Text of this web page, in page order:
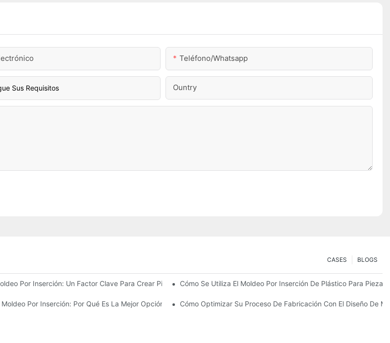
Teléfono/whatsapp
Sus Requisitos Ountry
BLOGS
CASES
Complejos
Por Inserción: Un Factor Clave Para Crear Piezas Robustas Y MultimaterialesCómo Se Utiliza El Moldeo Por Inserción De Plástico Para
Por Inserción: Por Qué Es La Mejor Opción Para Bienes De Consumo Duraderos
Cómo Optimizar Su Proceso De Fabricación Con El Diseño De